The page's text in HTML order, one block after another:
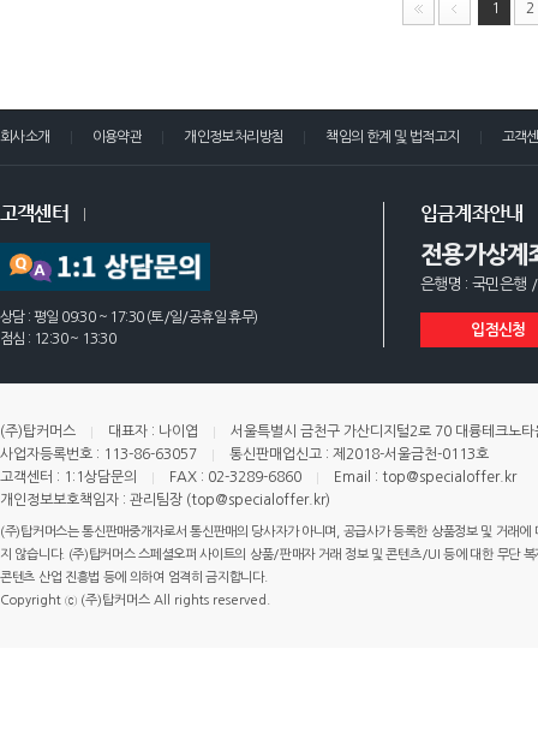
1 2
회사소개 이용약관 개인정보처리방침 책임의 한계 및 법적고지 고객
고객센터
상담 : 평일 09:30 ~ 17:30 (토/일/공휴일 휴무)
점심 : 12:30 ~ 13:30
입금계좌안내
전용가상계
은행명 : 국민은행
입점신청
(주)탑커머스 대표자 : 나이엽
서울특별시 금천구 가산디지털2로 70 대륭테크노
사업자등록번호 : 113-86-63057
통신판매업신고 : 제2018-서울금천-0113호
고객센터 : 1:1상담문의
FAX : 02-3289-6860
Email : top@specialoffer.kr
개인정보보호책임자 : 관리팀장 (top@specialoffer.kr)
(주)탑커머스는 통신판매중개자로서 통신판매의 당사자가 아니며, 공급사가 등록한 상품정보 및 거래
지 않습니다. (주)탑커머스 스페셜오퍼 사이트의 상품/판매자 거래 정보 및 콘텐츠/UI 등에 대한 무단
콘텐츠 산업 진흥법 등에 의하여 엄격히 금지합니다.
Copyright ⓒ (주)탑커머스 All rights reserved.